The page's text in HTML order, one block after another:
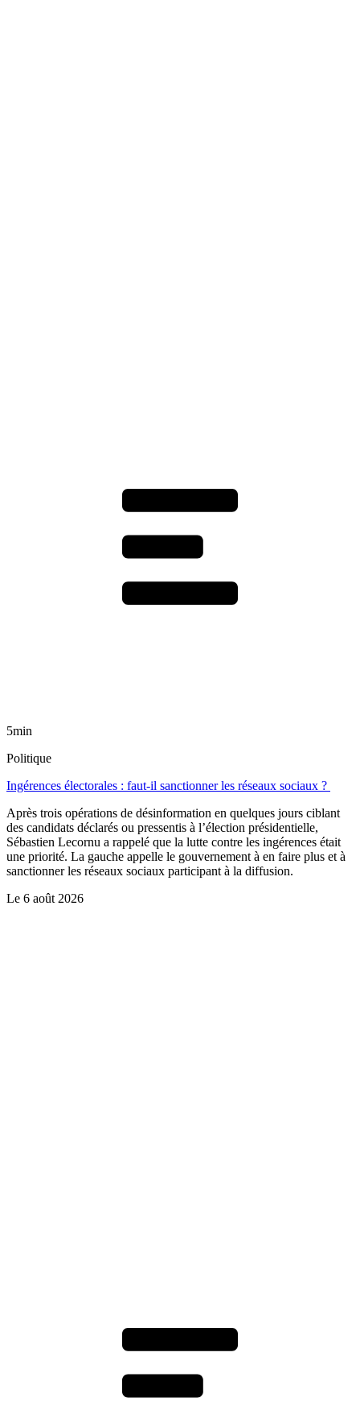
5min
Politique
Ingérences électorales : faut-il sanctionner les réseaux sociaux ?
Après trois opérations de désinformation en quelques jours ciblant
des candidats déclarés ou pressentis à l’élection présidentielle,
Sébastien Lecornu a rappelé que la lutte contre les ingérences était
une priorité. La gauche appelle le gouvernement à en faire plus et à
sanctionner les réseaux sociaux participant à la diffusion.
Le 6 août 2026